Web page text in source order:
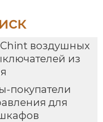
воздушных
из
покупатели
для